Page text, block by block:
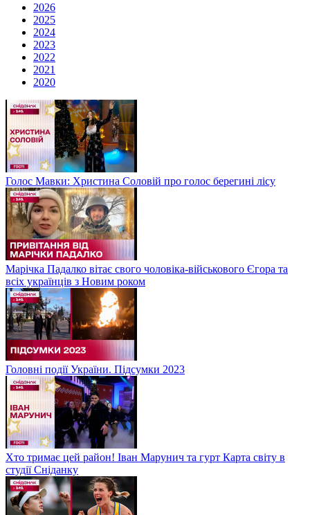
2026
2025
2024
2023
2022
2021
2020
Голос Мавки: Христина Соловій про голос берегині лісу
Марічка Падалко вітає свого чоловіка-військового Єгора та
всіх українців з Новим роком
Головні події України. Підсумки 2023
Хто тримає цей район! Іван Марунич та гурт Карта світу в
студії Сніданку